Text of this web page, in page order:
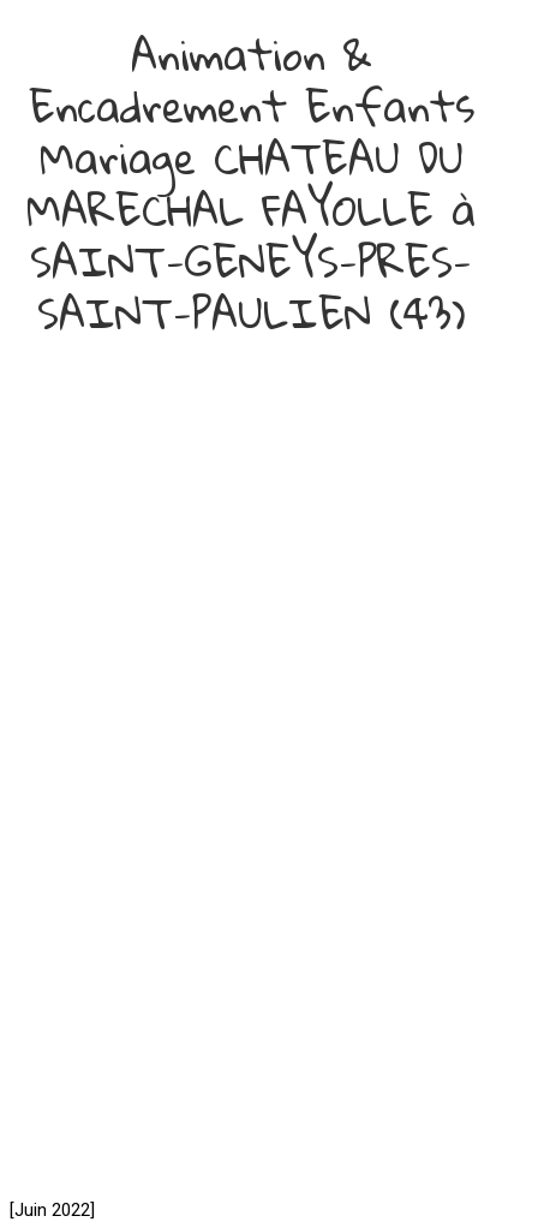
Animation &
Encadrement Enfants
Mariage CHATEAU DU
MARECHAL FAYOLLE à
SAINT-GENEYS-PRES-
SAINT-PAULIEN (43)
[Juin 2022]